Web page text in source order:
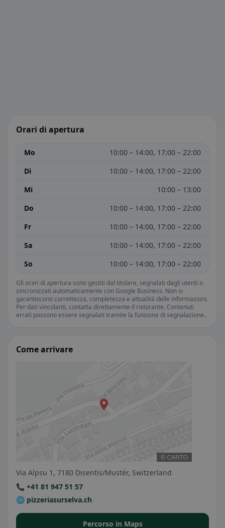
Orari di apertura
Mo
10:00 – 14:00, 17:00 – 22:00
Di
10:00 – 14:00, 17:00 – 22:00
Mi
10:00 – 13:00
Do
10:00 – 14:00, 17:00 – 22:00
Fr
10:00 – 14:00, 17:00 – 22:00
Sa
10:00 – 14:00, 17:00 – 22:00
So
10:00 – 14:00, 17:00 – 22:00
Gli orari di apertura sono gestiti dal titolare, segnalati dagli utenti o
sincronizzati automaticamente con Google Business. Non si
garantiscono correttezza, completezza e attualità delle informazioni.
Per dati vincolanti, contatta direttamente il ristorante. Contenuti
errati possono essere segnalati tramite la funzione di segnalazione.
Come arrivare
Via Alpsu 1, 7180 Disentis/Mustér, Switzerland
📞 +41 81 947 51 57
🌐 pizzeriasurselva.ch
Percorso in Maps